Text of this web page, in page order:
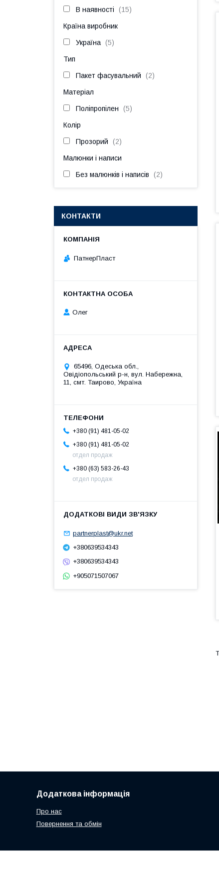
В наявності 15
Країна виробник
Україна 5
Тип
Пакет фасувальний 2
Матеріал
Поліпропілен 5
Колір
Прозорий 2
Малюнки і написи
Без малюнків і написів 2
КОНТАКТИ
ПатнерПласт
Олег
65496, Одеська обл.,
Овідіопольський р-н, вул. Набережна,
11, смт. Таирово, Україна
+380 (91) 481-05-02
+380 (91) 481-05-02
отдел продаж
+380 (63) 583-26-43
отдел продаж
partnerplast@ukr.net
+380639534343
+380639534343
+905071507067
Додаткова інформація
Про нас
Повернення та обмін